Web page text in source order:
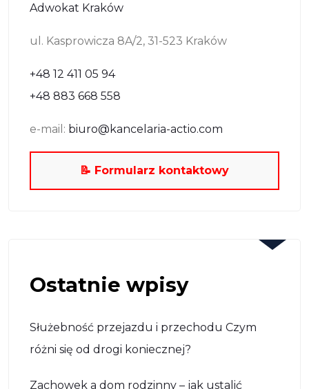
Adwokat Kraków
ul. Kasprowicza 8A/2, 31-523 Kraków
+48 12 411 05 94
+48 883 668 558
e-mail: biuro@kancelaria-actio.com
📝 Formularz kontaktowy
Ostatnie wpisy
Służebność przejazdu i przechodu Czym
różni się od drogi koniecznej?
Zachowek a dom rodzinny – jak ustalić